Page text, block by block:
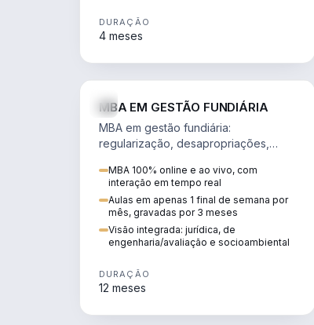
DURAÇÃO
4 meses
MBA EM GESTÃO FUNDIÁRIA
MBA em gestão fundiária:
regularização, desapropriações,
ambiental em projetos de
infraestrutura.
MBA 100% online e ao vivo, com
interação em tempo real
Aulas em apenas 1 final de semana por
mês, gravadas por 3 meses
Visão integrada: jurídica, de
engenharia/avaliação e socioambiental
DURAÇÃO
12 meses